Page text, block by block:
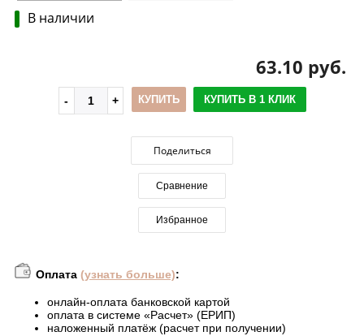
В наличии
63.10 руб.
КУПИТЬ КУПИТЬ В 1 КЛИК
Поделиться
Сравнение
Избранное
Оплата (узнать больше):
онлайн-оплата банковской картой
оплата в системе «Расчет» (ЕРИП)
наложенный платёж (расчет при получении)